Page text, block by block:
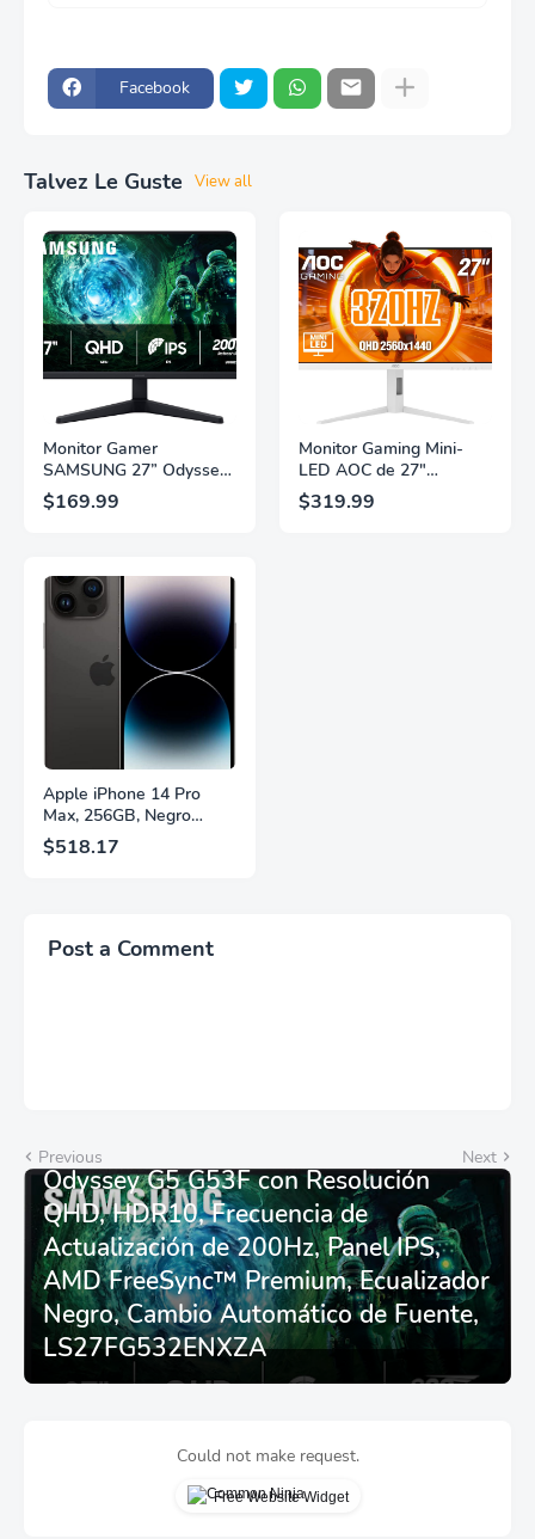
Facebook
Talvez Le Guste View all
Monitor Gamer
SAMSUNG 27” Odyssey
G5 G53F con Resolución
QHD, HDR10,
Panel IPS, AMD
FreeSync™ Premium,
Ecualizador Negro,
Cambio Automático de
Fuente,
LS27FG532ENXZA
$169.99
Monitor Gaming Mini-
LED AOC de 27"
Pulgadas, QHD
2560×1440, 320Hz, 1ms
$319.99
Apple iPhone 14 Pro
Max, 256GB, Negro
Espacial - Desbloqueado
(Renovado)
$518.17
Post a Comment
Previous Next
Monitor Gamer SAMSUNG 27”
Odyssey G5 G53F con Resolución
QHD, HDR10, Frecuencia de
Actualización de 200Hz, Panel IPS,
AMD FreeSync™ Premium, Ecualizador
Negro, Cambio Automático de Fuente,
LS27FG532ENXZA
Could not make request.
Free Website Widget